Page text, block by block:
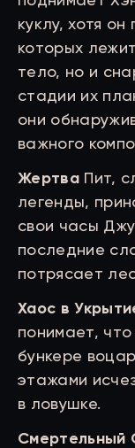
куклу, хотя
которых
тело, но и
стадии их
они
важного
Жертва Пит,
легенды,
свои часы
последние
потрясает
Хаос в
понимает,
бункере
этажами
в ловушке.
Смертельный